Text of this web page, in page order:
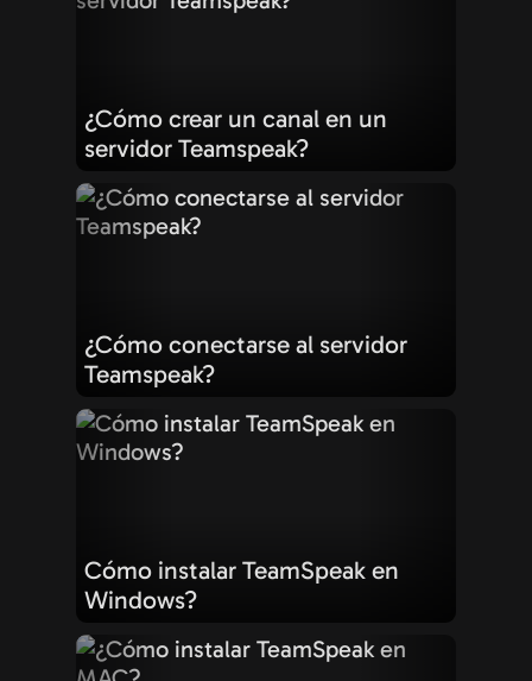
¿Cómo crear un canal en un
servidor Teamspeak?
¿Cómo conectarse al servidor
Teamspeak?
Cómo instalar TeamSpeak en
Windows?